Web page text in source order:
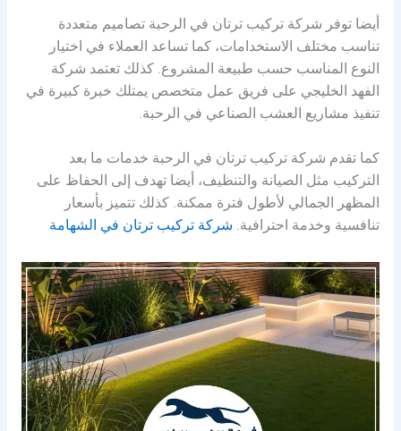
أيضا توفر شركة تركيب ترتان في الرحبة تصاميم متعددة
تناسب مختلف الاستخدامات، كما تساعد العملاء في اختيار
النوع المناسب حسب طبيعة المشروع. كذلك تعتمد شركة
الفهد الخليجي على فريق عمل متخصص يمتلك خبرة كبيرة في
تنفيذ مشاريع العشب الصناعي في الرحبة.
كما تقدم شركة تركيب ترتان في الرحبة خدمات ما بعد
التركيب مثل الصيانة والتنظيف، أيضا تهدف إلى الحفاظ على
المظهر الجمالي لأطول فترة ممكنة. كذلك تتميز بأسعار
تنافسية وخدمة احترافية. شركة تركيب ترتان في الشهامة